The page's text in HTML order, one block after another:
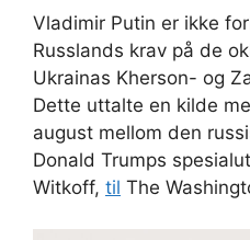
Vladimir Putin er ikke
Russlands krav på de
Ukrainas Kherson- og
Dette uttalte en kilde
august mellom den
Donald Trumps
Witkoff, til The